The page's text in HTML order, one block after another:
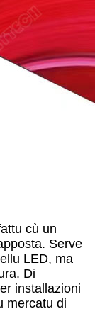
cù un
Serve
LED, ma
Di
installazioni
mercatu di